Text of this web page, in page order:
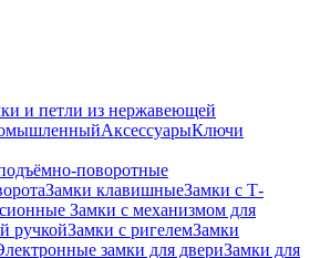
и петли из нержавеющей
АксессуарыКлючи
поворотные
Замки клавишныеЗамки с Т-
Замки с механизмом для
ручкойЗамки с ригелемЗамки
замки для двериЗамки для